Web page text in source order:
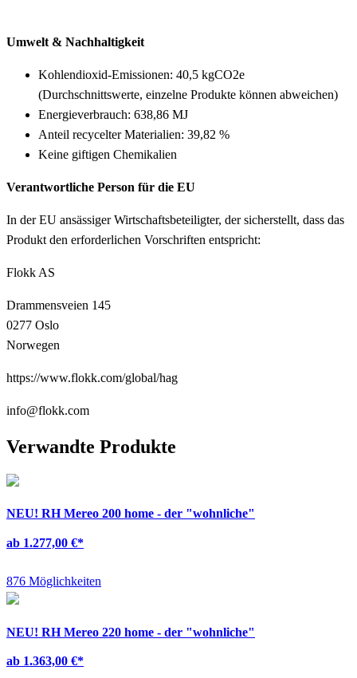
Umwelt & Nachhaltigkeit
Kohlendioxid-Emissionen: 40,5 kgCO2e
(Durchschnittswerte, einzelne Produkte können abweichen)
Energieverbrauch: 638,86 MJ
Anteil recycelter Materialien: 39,82 %
Keine giftigen Chemikalien
Verantwortliche Person für die EU
In der EU ansässiger Wirtschaftsbeteiligter, der sicherstellt, dass das
Produkt den erforderlichen Vorschriften entspricht:
Flokk AS
Drammensveien 145
0277 Oslo
Norwegen
https://www.flokk.com/global/hag
info@flokk.com
Verwandte Produkte
NEU! RH Mereo 200 home - der "wohnliche"
ab 1.277,00 €*
876 Möglichkeiten
NEU! RH Mereo 220 home - der "wohnliche"
ab 1.363,00 €*